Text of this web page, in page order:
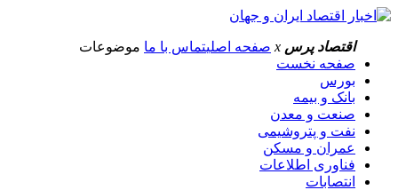
اقتصاد پرس x صفحه اصلیتماس با ما موضوعات
صفحه نخست
بورس
بانک و بیمه
صنعت و معدن
نفت و پتروشیمی
عمران و مسکن
فناوری اطلاعات
انتصابات